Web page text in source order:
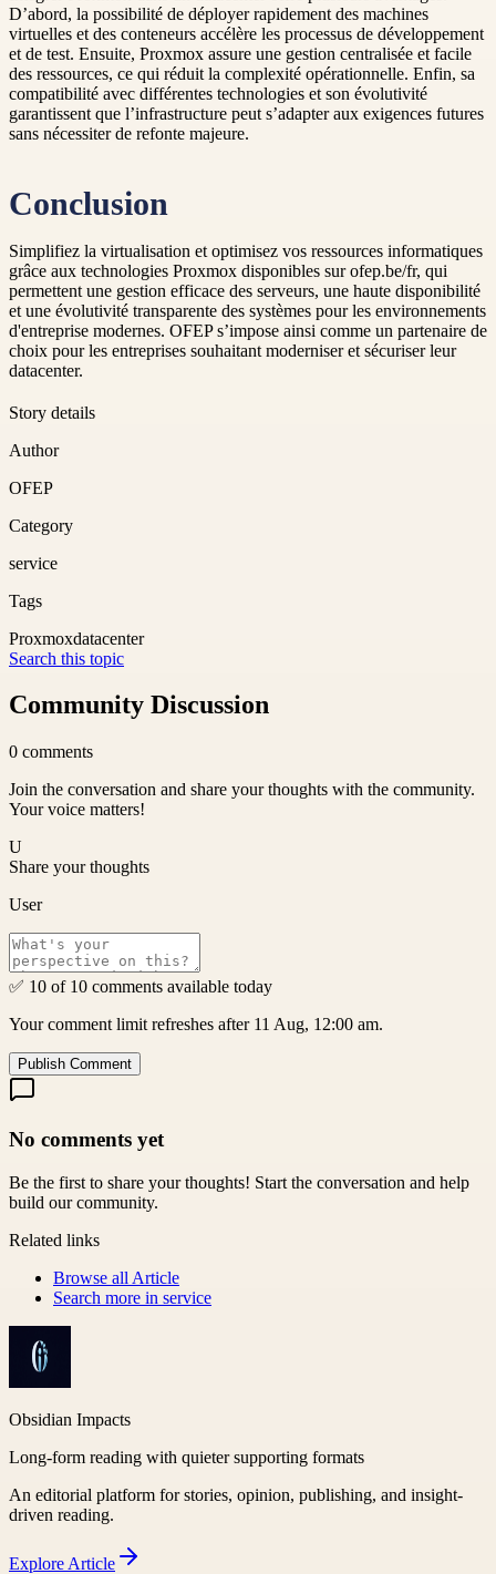
D’abord, la possibilité de déployer rapidement des machines
virtuelles et des conteneurs accélère les processus de développement
et de test. Ensuite, Proxmox assure une gestion centralisée et facile
des ressources, ce qui réduit la complexité opérationnelle. Enfin, sa
compatibilité avec différentes technologies et son évolutivité
garantissent que l’infrastructure peut s’adapter aux exigences futures
sans nécessiter de refonte majeure.
Conclusion
Simplifiez la virtualisation et optimisez vos ressources informatiques
grâce aux technologies Proxmox disponibles sur ofep.be/fr, qui
permettent une gestion efficace des serveurs, une haute disponibilité
et une évolutivité transparente des systèmes pour les environnements
d'entreprise modernes. OFEP s’impose ainsi comme un partenaire de
choix pour les entreprises souhaitant moderniser et sécuriser leur
datacenter.
Story details
Author
OFEP
Category
service
Tags
Proxmoxdatacenter
Search this topic
Community Discussion
0 comments
Join the conversation and share your thoughts with the community.
Your voice matters!
U
Share your thoughts
User
✅ 10 of 10 comments available today
Your comment limit refreshes after 11 Aug, 12:00 am.
Publish Comment
No comments yet
Be the first to share your thoughts! Start the conversation and help
build our community.
Related links
Browse all Article
Search more in service
Obsidian Impacts
Long-form reading with quieter supporting formats
An editorial platform for stories, opinion, publishing, and insight-
driven reading.
Explore Article